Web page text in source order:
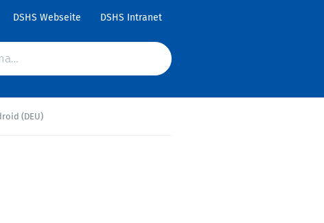
DSHS Webseite DSHS Intranet
(DEU)